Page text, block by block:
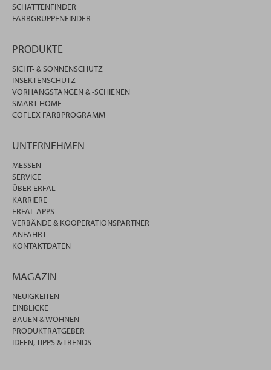
SCHATTENFINDER
FARBGRUPPENFINDER
PRODUKTE
SICHT- & SONNENSCHUTZ
INSEKTENSCHUTZ
VORHANGSTANGEN & -SCHIENEN
SMART HOME
COFLEX FARBPROGRAMM
UNTERNEHMEN
MESSEN
SERVICE
ÜBER ERFAL
KARRIERE
ERFAL APPS
VERBÄNDE & KOOPERATIONSPARTNER
ANFAHRT
KONTAKTDATEN
MAGAZIN
NEUIGKEITEN
EINBLICKE
BAUEN & WOHNEN
PRODUKTRATGEBER
IDEEN, TIPPS & TRENDS